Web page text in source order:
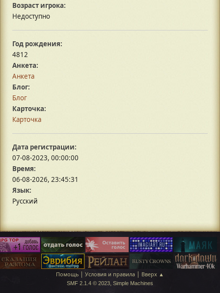
Возраст игрока:
Недоступно
Год рождения:
4812
Анкета:
Анкета
Блог:
Блог
Карточка:
Карточка
Дата регистрации:
07-08-2023, 00:00:00
Время:
06-08-2026, 23:45:31
Язык:
Русский
Помощь | Условия и правила | Вверх ▲
SMF 2.1.4 © 2023, Simple Machines